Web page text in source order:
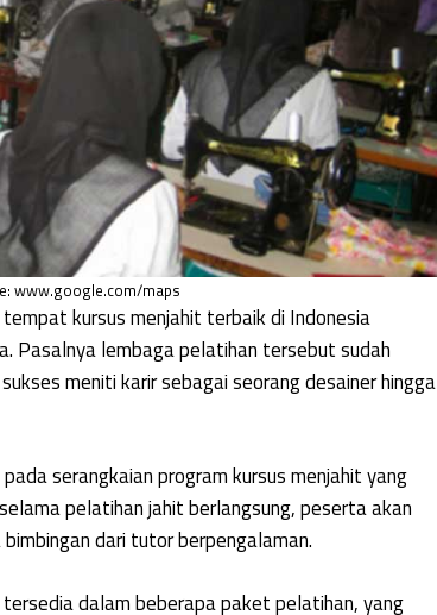
www.google.com/maps
kursus menjahit terbaik di Indonesia
Pasalnya lembaga pelatihan tersebut sudah
meniti karir sebagai seorang desainer hingga
serangkaian program kursus menjahit yang
pelatihan jahit berlangsung, peserta akan
dari tutor berpengalaman.
dalam beberapa paket pelatihan, yang